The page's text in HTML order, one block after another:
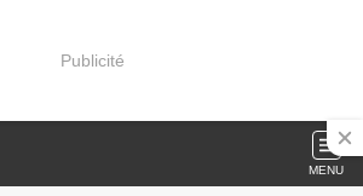
Publicité
MENU